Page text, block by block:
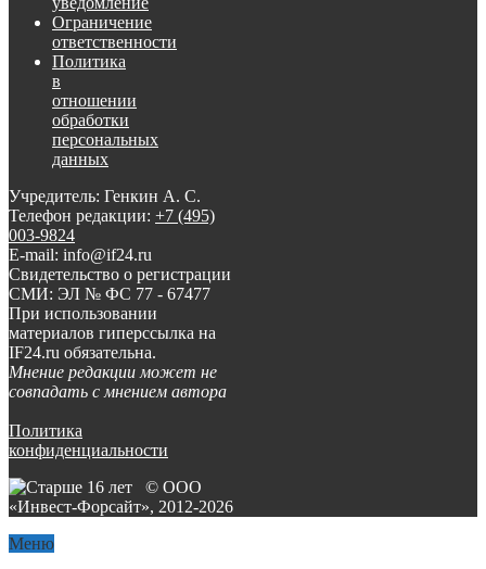
Ограничение
ответственности
Политика
в
отношении
обработки
персональных
данных
Учредитель: Генкин А. С.
Телефон редакции: +7 (495)
003-9824
E-mail: info@if24.ru
Свидетельство о регистрации
СМИ: ЭЛ № ФС 77 - 67477
При использовании
материалов гиперссылка на
IF24.ru обязательна.
Мнение редакции может не
совпадать с мнением автора
Политика
конфиденциальности
© ООО
«Инвест-Форсайт», 2012-2026
Меню